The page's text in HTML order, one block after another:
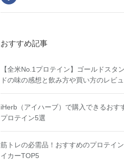
おすすめ記事
【全米No.1プロテイン】ゴールドスタ
ドの味の感想と飲み方や買い方のレビ
iHerb（アイハーブ）で購入できるおす
プロテイン5選
筋トレの必需品！おすすめのプロテイ
イカーTOP5